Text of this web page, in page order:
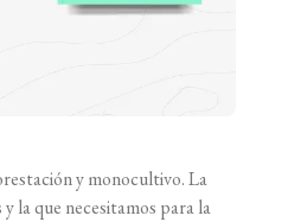
y monocultivo. La
la que necesitamos para la